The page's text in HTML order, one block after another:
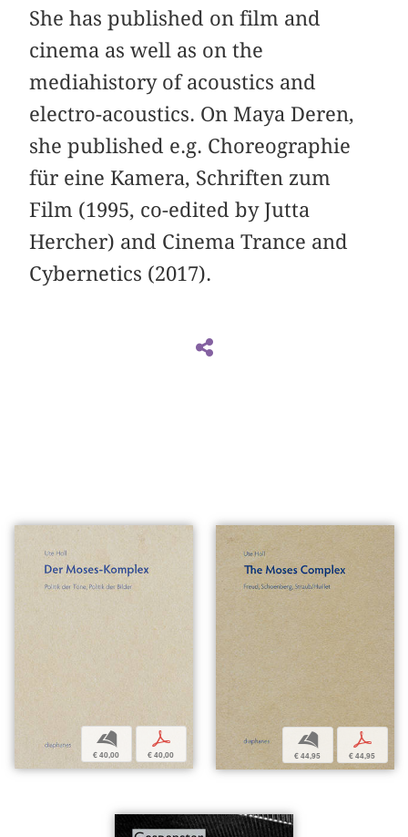
She has published on film and
cinema as well as on the
mediahistory of acoustics and
electro-acoustics. On Maya Deren,
she published e.g. Choreographie
für eine Kamera, Schriften zum
Film (1995, co-edited by Jutta
Hercher) and Cinema Trance and
Cybernetics (2017).
b
€ 40,00
p
€ 40,00
b
€ 44,95
p
€ 44,95